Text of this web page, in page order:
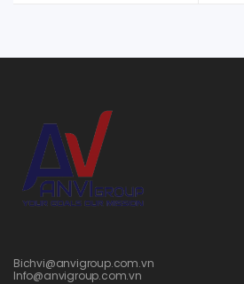
Bichvi@anvigroup.com.vn
Info@anvigroup.com.vn